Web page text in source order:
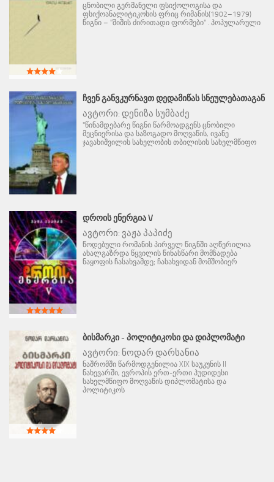
ცნობილი გერმანელი ფსიქოლოგისა და
ფსიქოანალიტიკოსის ფრიც რიმანის(1902–1979)
წიგნი – "შიშის ძირითადი ფორმები" . პოპულარული
ᲩᲕᲔᲜ ᲒᲐᲜᲕᲙᲣᲠᲜᲐᲕᲗ ᲓᲔᲓᲐᲛᲘᲬᲐᲡ ᲡᲜᲔᲣᲚᲔᲑᲐᲗᲐᲒᲐᲜ
ავტორი: დენიზა სუმბაძე
"წინამდებარე წიგნი წარმოადგენს ცნობილი
მეცნიერისა და საზოგადო მოღვაწის, ივანე
ჯავახიშვილის სახელობის თბილისის სახელმწიფო
ᲓᲠᲝᲘᲡ ᲔᲜᲔᲠᲒᲘᲐ V
ავტორი: ვაჟა პაპიძე
წოდებული რომანის პირველ წიგნში აღწერილია
ახალგაზრდა წყვილის წინასწარი მომზადება
ნაყოფის ჩასახვამდე; ჩასახვიდან მომშობიერ
ᲑᲘᲡᲛᲐᲠᲙᲘ - ᲞᲝᲚᲘᲢᲘᲙᲝᲡᲘ ᲓᲐ ᲓᲘᲞᲚᲝᲛᲐᲢᲘ
ავტორი: ნოდარ დარსანია
ნაშრომში წარმოდგენილია XIX საუკუნის II
ნახევარში, ევროპის ერთ-ერთი პუდიდესი
სახელმწიფო მოღვაწის დიპლომატისა და
პოლიტიკოს